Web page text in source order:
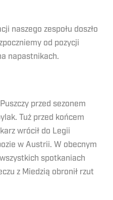
naszego zespołu doszło
od pozycji
napastnikach.
przed sezonem
Tuż przed końcem
wrócił do Legii
w Austrii. W obecnym
spotkaniach
z Miedzią obronił rzut